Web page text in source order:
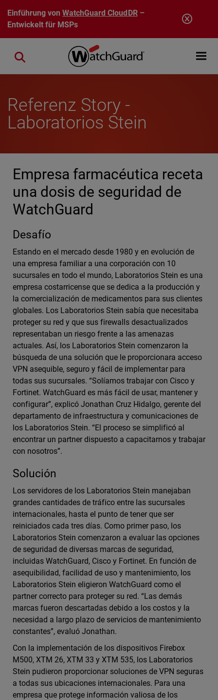
Direkt zum Inhalt
Einführung vonWatchGuard CloudDR–
Entwickelt für MSPs
Open
Close search
Referenz Story -
Laboratorios Stein
Empresa farmacéutica receta
una dosis de seguridad de
WatchGuard
Desafío
Estando en el mercado desde 1980 y en evolución de
una empresa familiar a una corporación con 10
sucursales en todo el mundo, Laboratorios Stein es una
empresa costarricense que se dedica a la producción y
la comercialización de medicamentos para sus clientes
globales. Los Laboratorios Stein sabía que necesitaba
proteger su red y que sus firewalls desactualizados
representaban un riesgo frente a las amenazas
actuales. Así, los Laboratorios Stein comenzaron la
búsqueda de una solución que le proporcionara acceso
VPN asequible, seguro y fácil de implementar para
todas sus sucursales. “Solíamos trabajar con Cisco y
Fortinet. WatchGuard es más fácil de usar, mantener y
configurar”, explicó Jonathan Cruz Hidalgo, gerente del
departamento de infraestructura y comunicaciones de
los Laboratorios Stein. “El proceso se simplificó al
encontrar un partner dispuesto a capacitarnos y trabajar
con nosotros”.
Solución
Los servidores de los Laboratorios Stein manejaban
grandes cantidades de tráfico entre las sucursales
internacionales, hasta el punto de tener que ser
reiniciados cada tres días. Como primer paso, los
Laboratorios Stein comenzaron a evaluar las opciones
de seguridad de diversas marcas de seguridad,
incluidas WatchGuard, Cisco y Fortinet. En función de
asequibilidad, facilidad de uso y mantenimiento, los
Laboratorios Stein eligieron WatchGuard como el
partner correcto para proteger su red. “Las demás
marcas fueron descartadas debido a los costos y la
necesidad a largo plazo de servicios de mantenimiento
constantes”, evaluó Jonathan.
Con la implementación de los dispositivos Firebox
M500, XTM 26, XTM 33 y XTM 535, los Laboratorios
Stein pudieron proporcionar soluciones de VPN seguras
a todas sus ubicaciones internacionales. Para una
empresa que protege información valiosa de los